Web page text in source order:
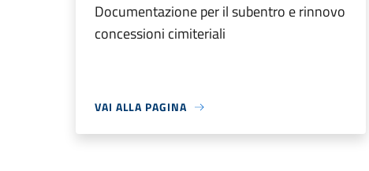
Documentazione per il subentro e rinnovo
concessioni cimiteriali
VAI ALLA PAGINA